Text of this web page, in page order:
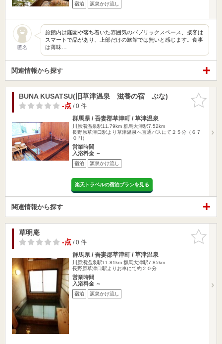
宿泊 源泉かけ流し
匿名
旅館内は庭園や落ち着いた雰囲気のパブリックスペース、接客は
スマートで品があり、上部だけの旅館では無いと感じます。食事
は薄味…
関連情報から探す
お気に入
りに追加
BUNA KUSATSU(旧草津温泉 滋養の宿 ぶな)
-点/ 0 件
群馬県 / 吾妻郡草津町 / 草津温泉
川原湯温泉駅11.79km 群馬大津駅7.52km
長野原草津口駅より草津温泉へ直通バスにて２５分（６７
０円）
営業時間
入浴料金 ～
宿泊 源泉かけ流し
楽天トラベルの宿泊プランを見る
関連情報から探す
お気に入
りに追加
草明庵
-点/ 0 件
群馬県 / 吾妻郡草津町 / 草津温泉
川原湯温泉駅11.81km 群馬大津駅7.85km
長野原草津口駅よりお車にて約２０分
営業時間
入浴料金 ～
宿泊 源泉かけ流し